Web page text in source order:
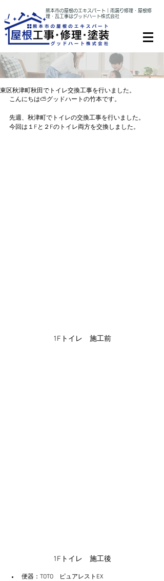
熊本市の屋根のエキスパート｜雨漏り修理・屋根修
理・瓦工事はグッドハート株式会社
東区秋津町秋田でトイレ交換工事を行いました。
こんにちは⛅グッドハートの竹本です。
先週、秋津町でトイレの交換工事を行いました。
今回は１Fと２Fのトイレ両方を交換しました。
1Fトイレ　施工前
1Fトイレ　施工後
便器：TOTO　ピュアレストEX